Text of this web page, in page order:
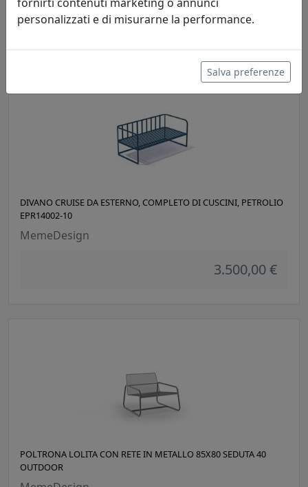
3.500,00 €
DIVANO CRUISE DA ESTERNO, COMPLETO DI CUSCINI, PETROLIO
EPR14002-10
MemeDesign
3.500,00 €
POLTRONA LOLITA CON RETE IN METALLO 85X80 SEDUTA 40
OUTDOOR
personalizzati e di misurarne la performance.
Salva preferenze